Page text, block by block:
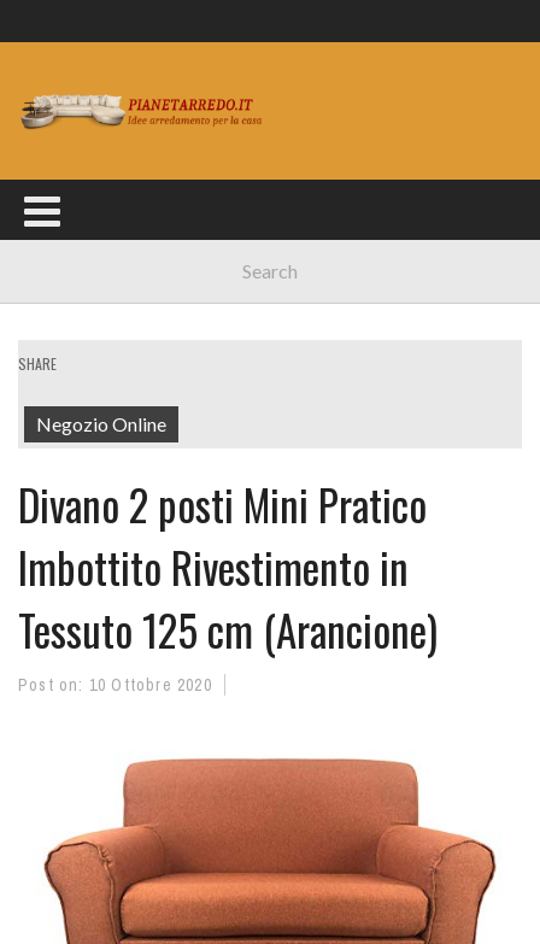
SHARE
Negozio Online
Divano 2 posti Mini Pratico
Imbottito Rivestimento in
Tessuto 125 cm (Arancione)
Post on: 10 Ottobre 2020